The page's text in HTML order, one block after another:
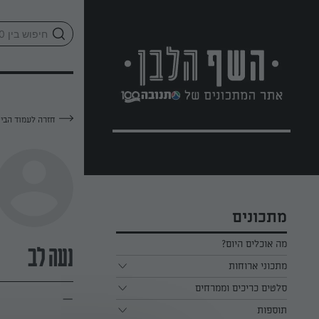
מתכונים
מה אוכלים היום?
מתכוני ארוחות
ארוחת בוקר
ארוחת צהריים
סלטים כריכים וממרחים
כל הסלטים כריכים וממרחים
תוספות
חזרה לעמוד
נעה לב
—